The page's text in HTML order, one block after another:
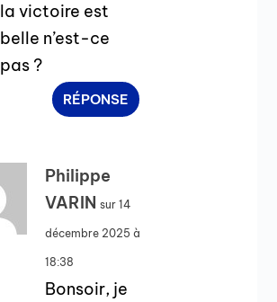
la victoire est
belle n’est-ce
pas ?
RÉPONSE
Philippe
VARIN sur 14
décembre 2025 à
18:38
Bonsoir, je